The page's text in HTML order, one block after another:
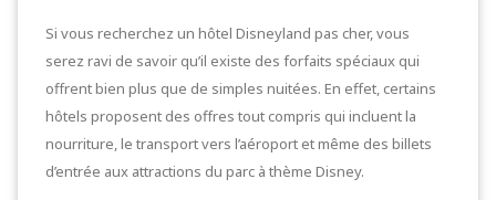
Si vous recherchez un hôtel Disneyland pas cher, vous
serez ravi de savoir qu’il existe des forfaits spéciaux qui
offrent bien plus que de simples nuitées. En effet, certains
hôtels proposent des offres tout compris qui incluent la
nourriture, le transport vers l’aéroport et même des billets
d’entrée aux attractions du parc à thème Disney.